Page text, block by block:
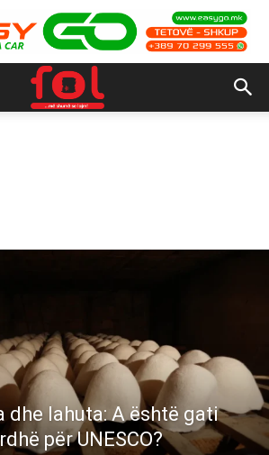
dhe lahuta: A është gati
për UNESCO?